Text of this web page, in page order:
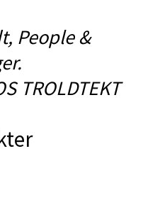
People &
TROLDTEKT